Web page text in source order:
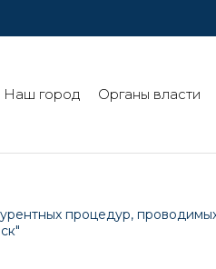
Наш город Органы власти
процедур,